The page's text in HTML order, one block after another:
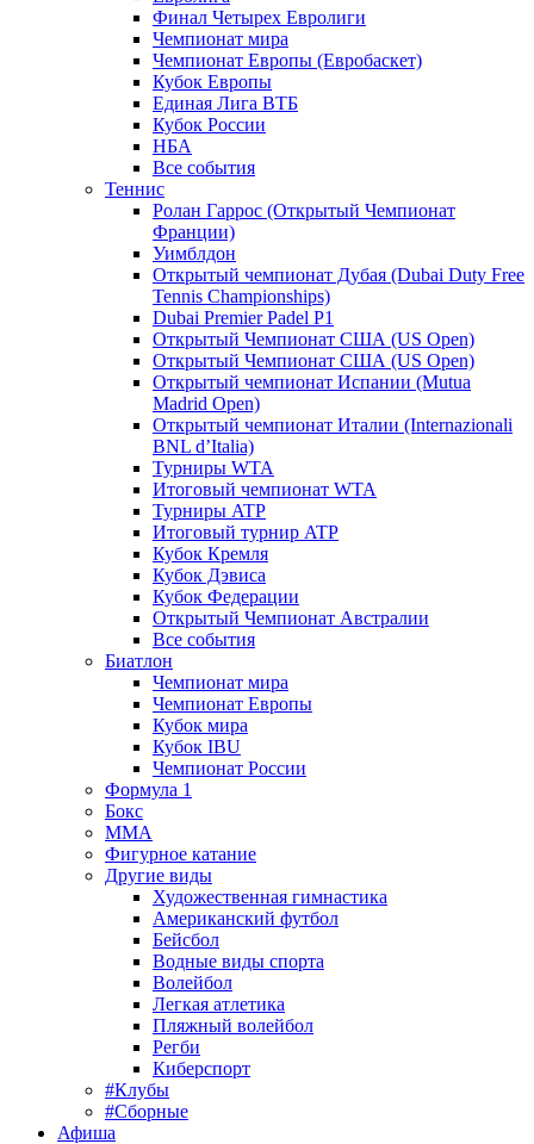
Финал Четырех Евролиги
Чемпионат мира
Чемпионат Европы (Евробаскет)
Кубок Европы
Единая Лига ВТБ
Кубок России
НБА
Все события
Теннис
Ролан Гаррос (Открытый Чемпионат
Франции)
Уимблдон
Открытый чемпионат Дубая (Dubai Duty Free
Tennis Championships)
Dubai Premier Padel P1
Открытый Чемпионат США (US Open)
Открытый Чемпионат США (US Open)
Открытый чемпионат Испании (Mutua
Madrid Open)
Открытый чемпионат Италии (Internazionali
BNL d’Italia)
Турниры WTA
Итоговый чемпионат WTA
Турниры ATP
Итоговый турнир ATP
Кубок Кремля
Кубок Дэвиса
Кубок Федерации
Открытый Чемпионат Австралии
Все события
Биатлон
Чемпионат мира
Чемпионат Европы
Кубок мира
Кубок IBU
Чемпионат России
Формула 1
Бокс
MMA
Фигурное катание
Другие виды
Художественная гимнастика
Американский футбол
Бейсбол
Водные виды спорта
Волейбол
Легкая атлетика
Пляжный волейбол
Регби
Киберспорт
#Клубы
#Сборные
Афиша